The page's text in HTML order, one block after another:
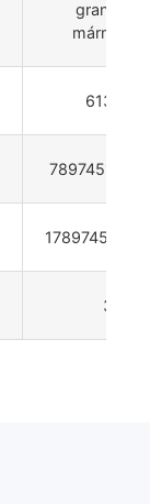
granito e
mármore.
61321
3